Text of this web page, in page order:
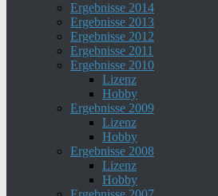
Ergebnisse 2014
Ergebnisse 2013
Ergebnisse 2012
Ergebnisse 2011
Ergebnisse 2010
Lizenz
Hobby
Ergebnisse 2009
Lizenz
Hobby
Ergebnisse 2008
Lizenz
Hobby